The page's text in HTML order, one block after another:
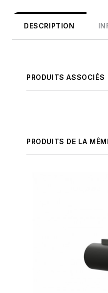
DESCRIPTION
PRODUITS ASSOCIÉS
PRODUITS DE LA